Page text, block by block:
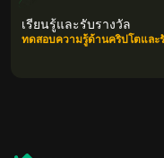
เรียนรู้และรับรางวัล
ทดสอบความรู้ด้านคริปโตและ